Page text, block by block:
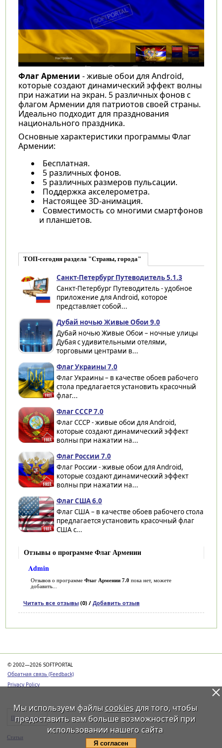
Флаг Армении - живые обои для Android,
которые создают динамический эффект волны
при нажатии на экран. 5 различных фонов с
флагом Армении для патриотов своей страны.
Идеально подходит для празднования
национального праздника.
Основные характеристики программыФлаг
Армении:
Бесплатная.
5 различных фонов.
5 различных размеров пульсации.
Поддержка акселерометра.
Настоящее 3D-анимация.
Совместимость со многими смартфонов
и планшетов.
ТОП-сегодня раздела "Страны, города"
Санкт-Петербург Путеводитель 5.1.3
Санкт-Петербург Путеводитель - удобное
приложение для Android, которое
представляет собой...
Дубай ночью Живые Обои 9.0
Дубай ночью Живые Обои – ночные улицы
Дубая с удивительными отелями,
торговыми центрами в...
Флаг Украины 7.0
Флаг Украины – в качестве обоев рабочего
стола предлагается установить красочный
флаг...
Флаг СССР 7.0
Флаг СССР - живые обои для Android,
которые создают динамический эффект
волны при нажатии на...
Флаг России 7.0
Флаг России - живые обои для Android,
которые создают динамический эффект
волны при нажатии на...
Флаг США 6.0
Флаг США – в качестве обоев рабочего стола
предлагается установить красочный флаг
США с...
Отзывы о программе Флаг Армении
Admin
Отзывов о программе Флаг Армении 7.0 пока нет, можете
добавить...
Читать все отзывы(0) / Добавить отзыв
© 2002—2026 SOFTPORTAL
Обратная связь (Feedback)
Privacy Policy
Программы
Статьи
Мы используем файлы cookiesдля того, чтобы
предоставить вам больше возможностей при
использовании нашего сайта